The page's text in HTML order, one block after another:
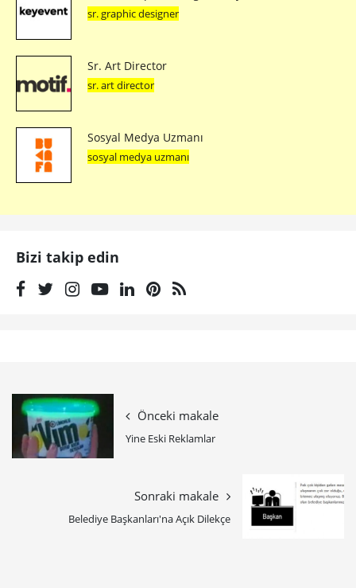
sr. graphic designer
Sr. Art Director
sr. art director
Sosyal Medya Uzmanı
sosyal medya uzmanı
Bizi takip edin
Önceki makale
Yine Eski Reklamlar
Sonraki makale
Belediye Başkanları'na Açık Dilekçe